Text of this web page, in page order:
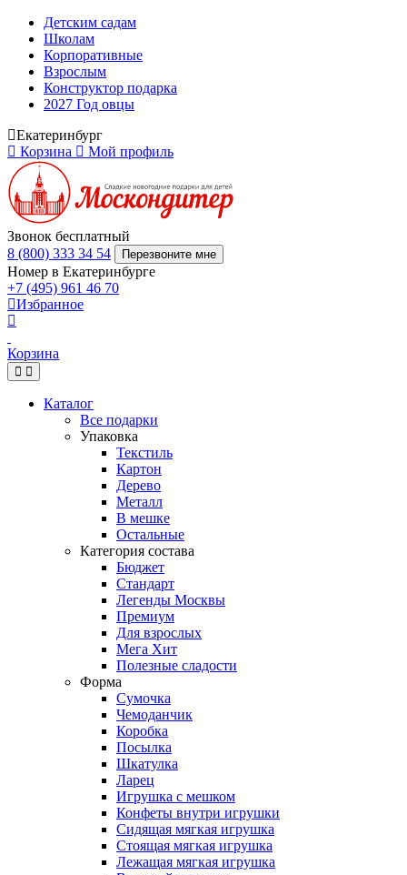
Детским садам
Школам
Корпоративные
Взрослым
Конструктор подарка
2027 Год овцы
Екатеринбург
Корзина
Мой профиль
Звонок бесплатный
8 (800) 333 34 54
Перезвоните мне
Номер в Екатеринбурге
+7 (495) 961 46 70
Избранное
Корзина
Каталог
Все подарки
Упаковка
Текстиль
Картон
Дерево
Металл
В мешке
Остальные
Категория состава
Бюджет
Стандарт
Легенды Москвы
Премиум
Для взрослых
Мега Хит
Полезные сладости
Форма
Сумочка
Чемоданчик
Коробка
Посылка
Шкатулка
Ларец
Игрушка с мешком
Конфеты внутри игрушки
Сидящая мягкая игрушка
Стоящая мягкая игрушка
Лежащая мягкая игрушка